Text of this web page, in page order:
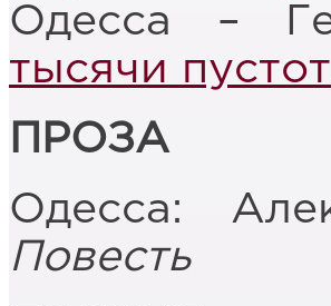
Одесса –
тысячи пустот
ПРОЗА
Одесса:
Повесть